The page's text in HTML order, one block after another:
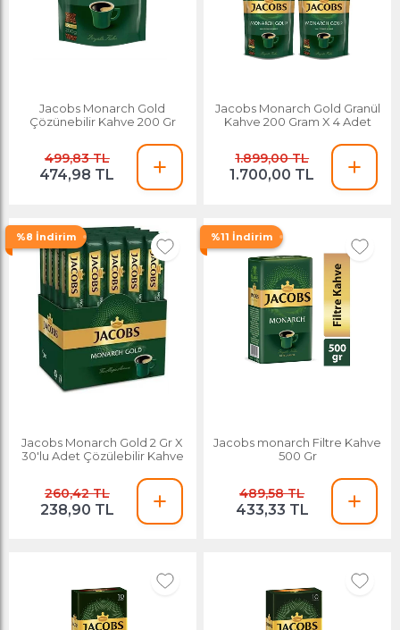
Jacobs Monarch Gold
Çözünebilir Kahve 200 Gr
499,83 TL
474,98 TL
Jacobs Monarch Gold Granül
Kahve 200 Gram X 4 Adet
1.899,00 TL
1.700,00 TL
%8 İndirim
Jacobs Monarch Gold 2 Gr X
30'lu Adet Çözülebilir Kahve
260,42 TL
238,90 TL
%11 İndirim
Jacobs monarch Filtre Kahve
500 Gr
489,58 TL
433,33 TL